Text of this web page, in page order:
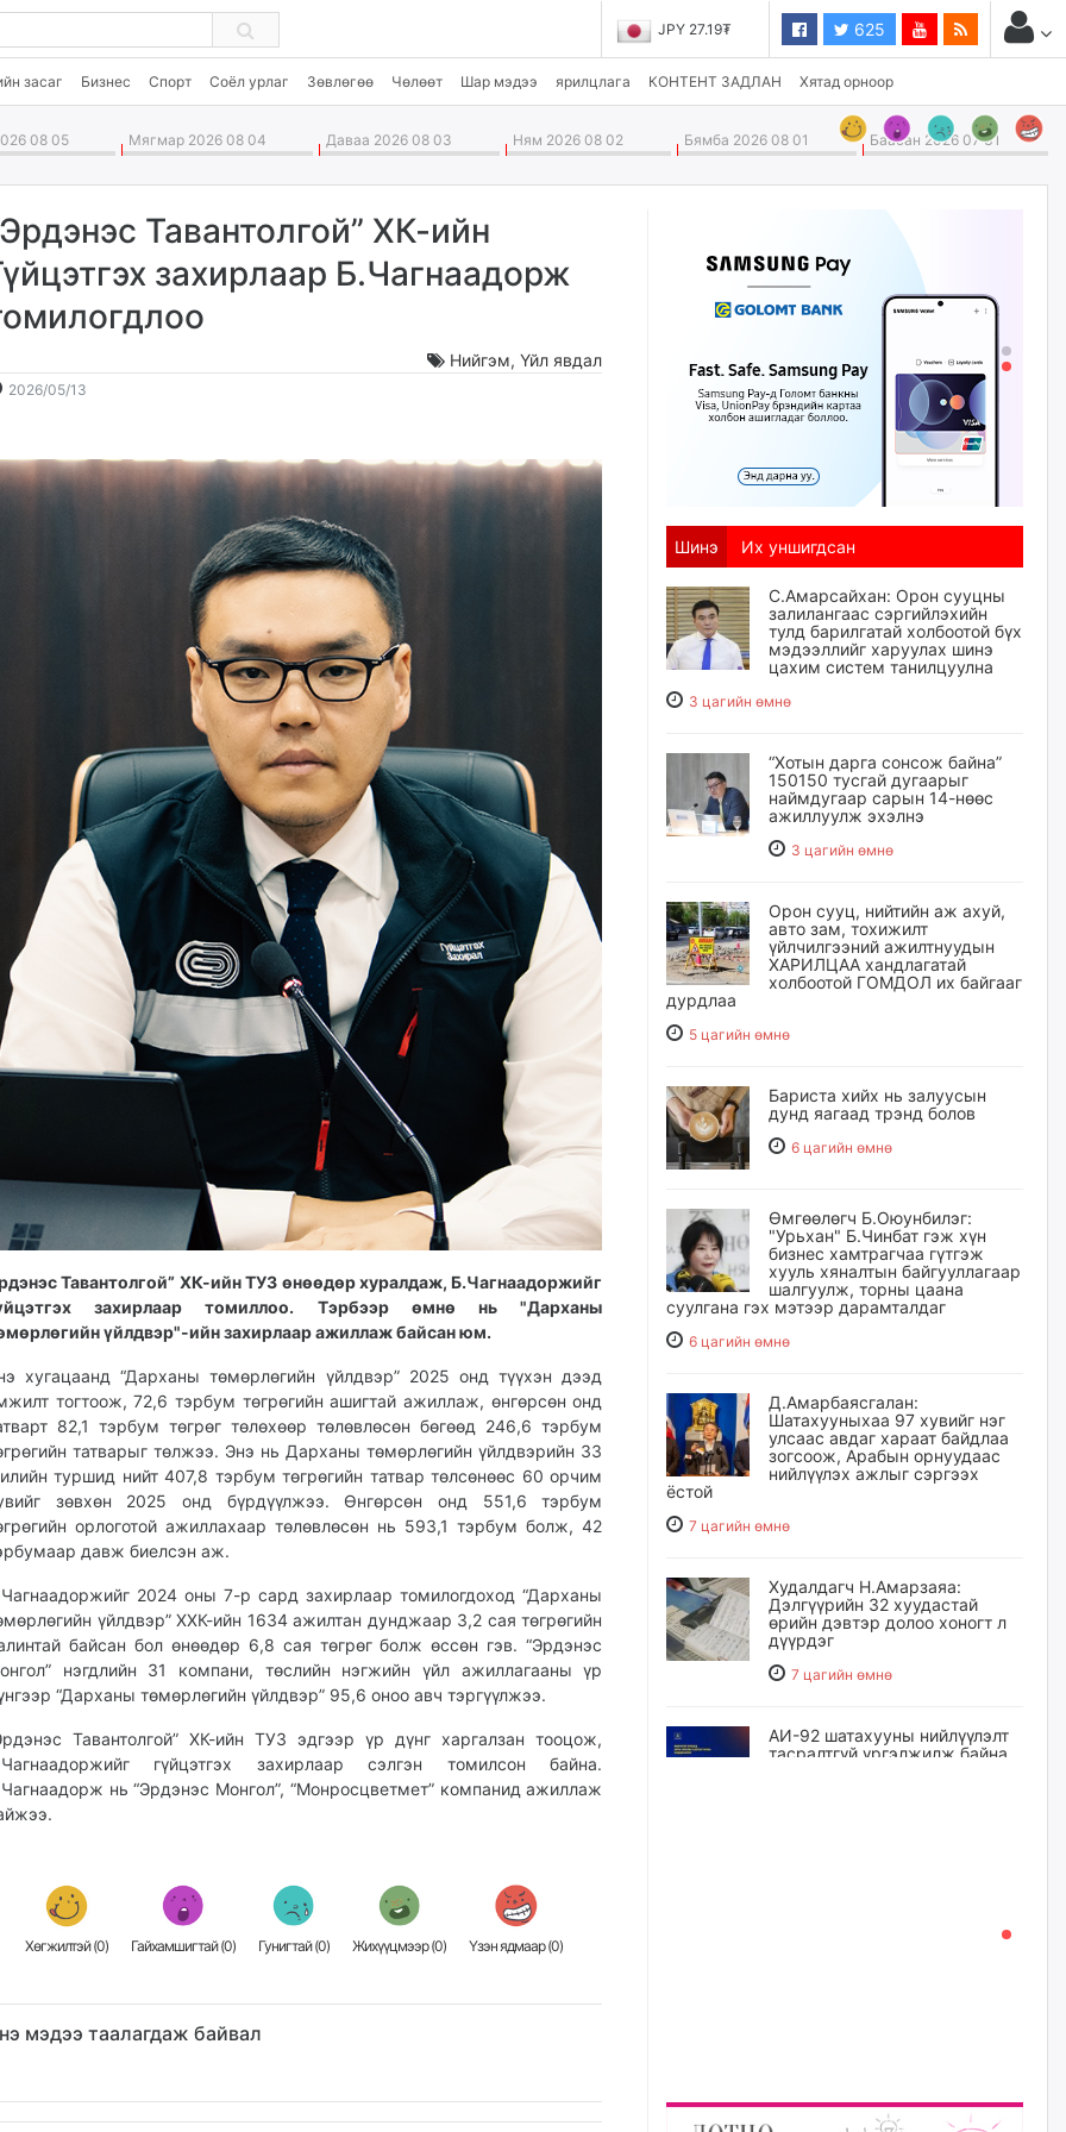
JPY 27.19₮ 625
засаг Бизнес Спорт Соёл урлаг Зөвлөгөө Чөлөөт Шар мэдээ ярилцлага КОНТЕНТ ЗАДЛАН Хятад орноор
08 05 Мягмар 2026 08 04 Даваа 2026 08 03 Ням 2026 08 02 Бямба 2026 08 01 Баасан 2026 07 31
Тавантолгой” ХК-ийн
захирлаар Б.Чагнаадорж
Нийгэм,Үйл явдал
2026/05/13
12:45:12
19:46:43
Тавантолгой” ХК-ийн ТУЗ өнөөдөр хуралдаж, Б.Чагнаадоржийг
захирлаар томиллоо. Тэрбээр өмнө нь "Дарханы
үйлдвэр"-ийн захирлаар ажиллаж байсан юм.
хугацаанд “Дарханы төмөрлөгийн үйлдвэр” 2025 онд түүхэн дээд
тогтоож, 72,6 тэрбум төгрөгийн ашигтай ажиллаж, өнгөрсөн онд
82,1 тэрбум төгрөг төлөхөөр төлөвлөсөн бөгөөд 246,6 тэрбум
татварыг төлжээ. Энэ нь Дарханы төмөрлөгийн үйлдвэрийн 33
туршид нийт 407,8 тэрбум төгрөгийн татвар төлсөнөөс 60 орчим
зөвхөн 2025 онд бүрдүүлжээ. Өнгөрсөн онд 551,6 тэрбум
орлоготой ажиллахаар төлөвлөсөн нь 593,1 тэрбум болж, 42
давж биелсэн аж.
2024 оны 7-р сард захирлаар томилогдоход “Дарханы
үйлдвэр” ХХК-ийн 1634 ажилтан дунджаар 3,2 сая төгрөгийн
байсан бол өнөөдөр 6,8 сая төгрөг болж өссөн гэв. “Эрдэнэс
нэгдлийн 31 компани, төслийн нэгжийн үйл ажиллагааны үр
“Дарханы төмөрлөгийн үйлдвэр” 95,6 оноо авч тэргүүлжээ.
Тавантолгой” ХК-ийн ТУЗ эдгээр үр дүнг харгалзан тооцож,
гүйцэтгэх захирлаар сэлгэн томилсон байна.
нь “Эрдэнэс Монгол”, “Монросцветмет” компанид ажиллаж
Хөгжилтэй (0) Гайхамшигтай (0) Гунигтай (0) Жихүүцмээр (0) Үзэн ядмаар (0)
мэдээ таалагдаж байвал
Шинэ Их уншигдсан
С.Амарсайхан: Орон сууцны
залилангаас сэргийлэхийн
тулд барилгатай холбоотой бүх
мэдээллийг харуулах шинэ
цахим систем танилцуулна
3 цагийн өмнө
“Хотын дарга сонсож байна”
150150 тусгай дугаарыг
наймдугаар сарын 14-нөөс
ажиллуулж эхэлнэ
3 цагийн өмнө
Орон сууц, нийтийн аж ахуй,
авто зам, тохижилт
үйлчилгээний ажилтнуудын
ХАРИЛЦАА хандлагатай
холбоотой ГОМДОЛ их байгааг
дурдлаа
5 цагийн өмнө
Бариста хийх нь залуусын
дунд яагаад трэнд болов
6 цагийн өмнө
Өмгөөлөгч Б.Оюунбилэг:
"Урьхан" Б.Чинбат гэж хүн
бизнес хамтрагчаа гүтгэж
хууль хяналтын байгууллагаар
шалгуулж, торны цаана
суулгана гэх мэтээр дарамталдаг
6 цагийн өмнө
Д.Амарбаясгалан:
Шатахууныхаа 97 хувийг нэг
улсаас авдаг хараат байдлаа
зогсоож, Арабын орнуудаас
нийлүүлэх ажлыг сэргээх
ёстой
7 цагийн өмнө
Худалдагч Н.Амарзаяа:
Дэлгүүрийн 32 хуудастай
өрийн дэвтэр долоо хоногт л
дүүрдэг
7 цагийн өмнө
АИ-92 шатахууны нийлүүлэлт
тасралтгүй үргэлжилж байна